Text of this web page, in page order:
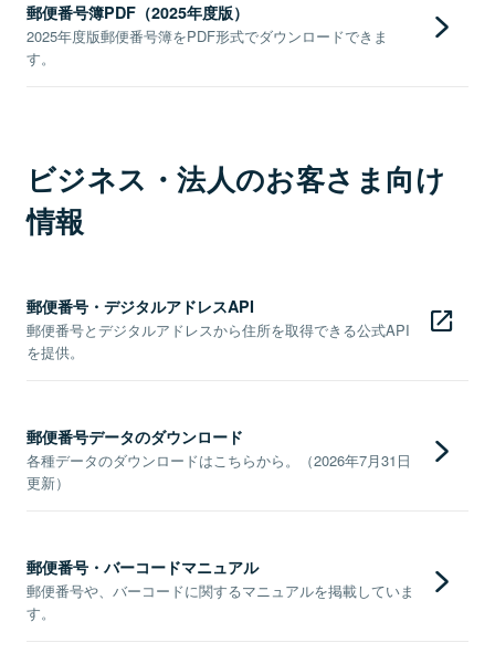
郵便番号簿PDF（2025年度版）
2025年度版郵便番号簿をPDF形式でダウンロードできま
す。
ビジネス・法人のお客さま向け
情報
郵便番号・デジタルアドレスAPI
郵便番号とデジタルアドレスから住所を取得できる公式API
を提供。
郵便番号データのダウンロード
各種データのダウンロードはこちらから。（2026年7月31日
更新）
郵便番号・バーコードマニュアル
郵便番号や、バーコードに関するマニュアルを掲載していま
す。